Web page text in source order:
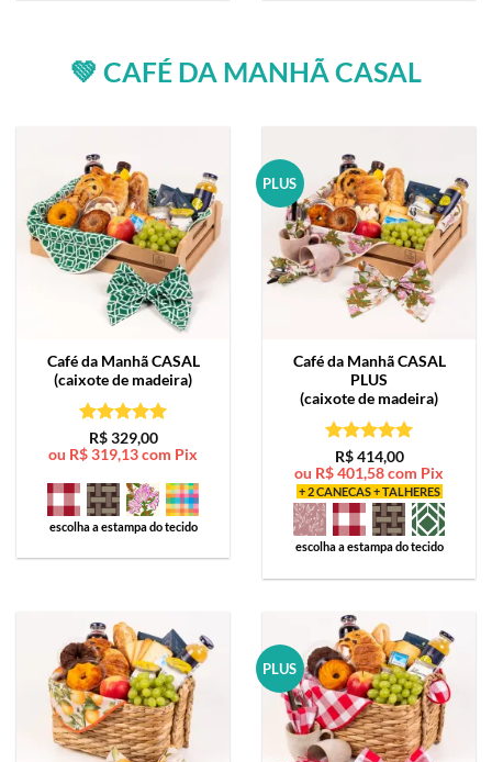
💚 CAFÉ DA MANHÃ CASAL
Café da ManhãCASAL
(caixote de madeira)
Avaliação5
de 5
R$329,00
ou R$319,13com Pix
escolha a estampa do tecido
PLUS
Café da ManhãCASAL
PLUS
(caixote de madeira)
Avaliação5
de 5
R$414,00
ou R$401,58com Pix
+ 2 CANECAS + TALHERES
escolha a estampa do tecido
PLUS